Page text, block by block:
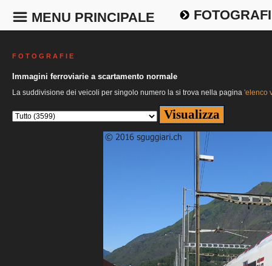
MENU PRINCIPALE
F O T O G R A F I E
Immagini ferroviarie a scartamento normale
La suddivisione dei veicoli per singolo numero la si trova nella pagina 'elenco